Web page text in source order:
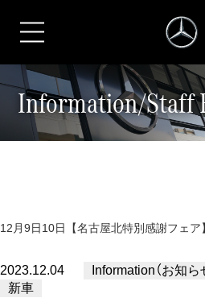
Information/Staff
12月9日10日【名古屋北特別感謝フェア
2023.12.04 Information（お知ら
新車